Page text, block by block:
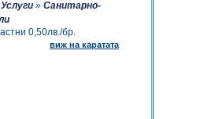
»Санитарно-
0,50лв./бр.
виж на каратата